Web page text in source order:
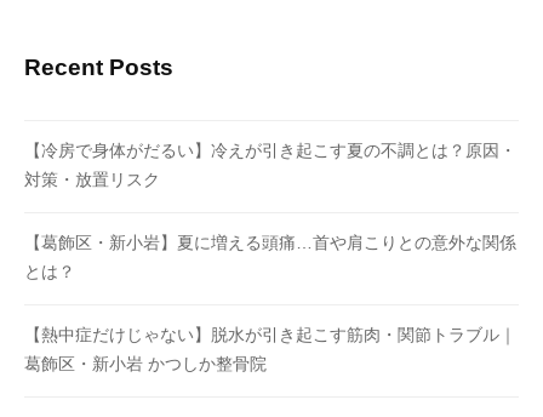
Recent Posts
【冷房で身体がだるい】冷えが引き起こす夏の不調とは？原因・
対策・放置リスク
【葛飾区・新小岩】夏に増える頭痛…首や肩こりとの意外な関係
とは？
【熱中症だけじゃない】脱水が引き起こす筋肉・関節トラブル｜
葛飾区・新小岩 かつしか整骨院